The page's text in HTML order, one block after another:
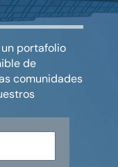
portafolio
de
comunidades